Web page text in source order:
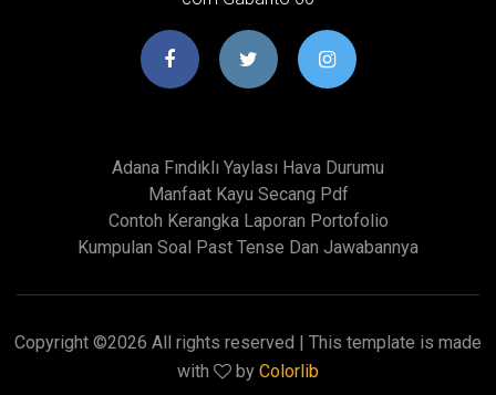
Adana Fındıklı Yaylası Hava Durumu
Manfaat Kayu Secang Pdf
Contoh Kerangka Laporan Portofolio
Kumpulan Soal Past Tense Dan Jawabannya
Copyright ©2026 All rights reserved | This template is made
with
by Colorlib